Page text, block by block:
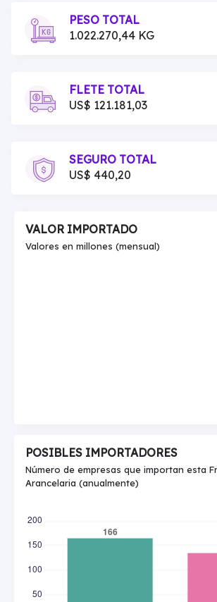
PESO TOTAL
1.022.270,44 KG
FLETE TOTAL
US$ 121.181,03
SEGURO TOTAL
US$ 440,20
VALOR IMPORTADO
Valores en millones (mensual)
POSIBLES IMPORTADORES
Número de empresas que importan esta
Arancelaria (anualmente)